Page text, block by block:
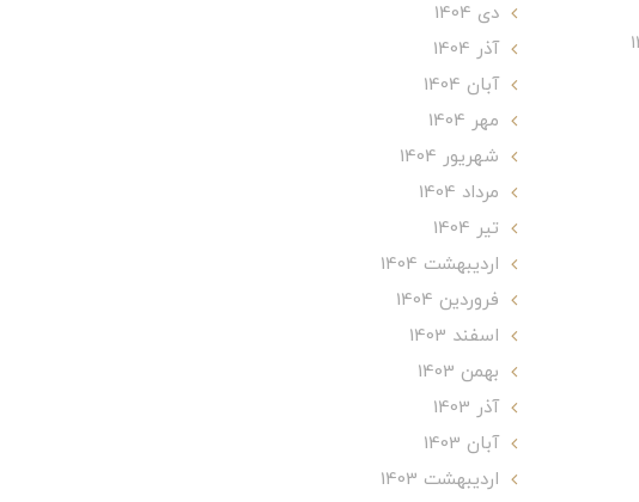
دی 1404
آذر 1404
آبان 1404
مهر 1404
شهریور 1404
مرداد 1404
تير 1404
ارديبهشت 1404
فروردین 1404
اسفند 1403
بهمن 1403
آذر 1403
آبان 1403
ارديبهشت 1403